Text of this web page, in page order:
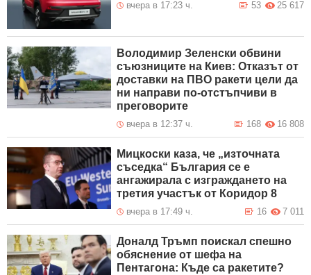
вчера в 17:23 ч. 25 617
53
Володимир Зеленски обвини
съюзниците на Киев: Отказът от
доставки на ПВО ракети цели да
ни направи по-отстъпчиви в
преговорите
вчера в 12:37 ч. 16 808
168
Мицкоски каза, че „източната
съседка“ България се е
ангажирала с изграждането на
третия участък от Коридор 8
вчера в 17:49 ч. 7 011
16
Доналд Тръмп поискал спешно
обяснение от шефа на
Пентагона: Къде са ракетите?